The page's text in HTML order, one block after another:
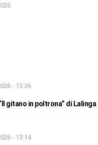
- 13:36
gitano in poltrona” di Lalinga
- 13:14